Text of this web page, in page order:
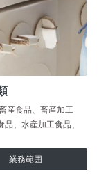
産食品、畜産加工
品、水産加工食品、
業務範囲